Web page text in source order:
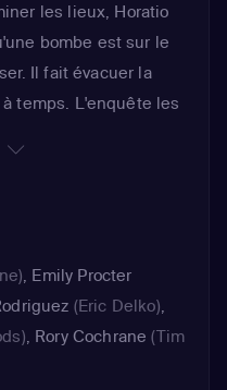
les lieux, Horatio
bombe est sur le
Il fait évacuer la
temps. L'enquête les
douloureux de la
choquée, la
balle perdue.
Les soupçons se
sur la femme du
désarroi d'Alexx...
, Emily Procter
(Eric Delko),
, Rory Cochrane (Tim